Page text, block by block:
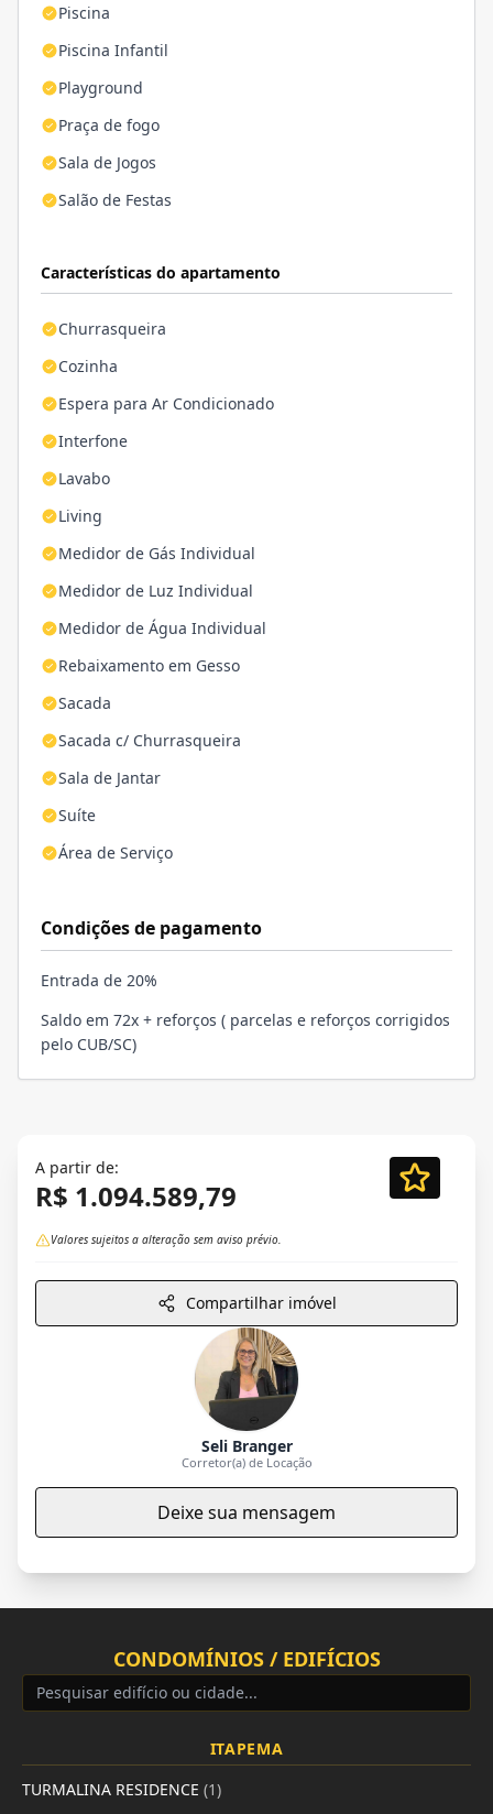
Piscina
Piscina Infantil
Playground
Praça de fogo
Sala de Jogos
Salão de Festas
Características do apartamento
Churrasqueira
Cozinha
Espera para Ar Condicionado
Interfone
Lavabo
Living
Medidor de Gás Individual
Medidor de Luz Individual
Medidor de Água Individual
Rebaixamento em Gesso
Sacada
Sacada c/ Churrasqueira
Sala de Jantar
Suíte
Área de Serviço
Condições de pagamento
Entrada de 20%
Saldo em 72x + reforços ( parcelas e reforços corrigidos
pelo CUB/SC)
A partir de:
R$ 1.094.589,79
Valores sujeitos a alteração sem aviso prévio.
Compartilhar imóvel
Seli Branger
Corretor(a) de Locação
Deixe sua mensagem
CONDOMÍNIOS / EDIFÍCIOS
ITAPEMA
TURMALINA RESIDENCE (1)